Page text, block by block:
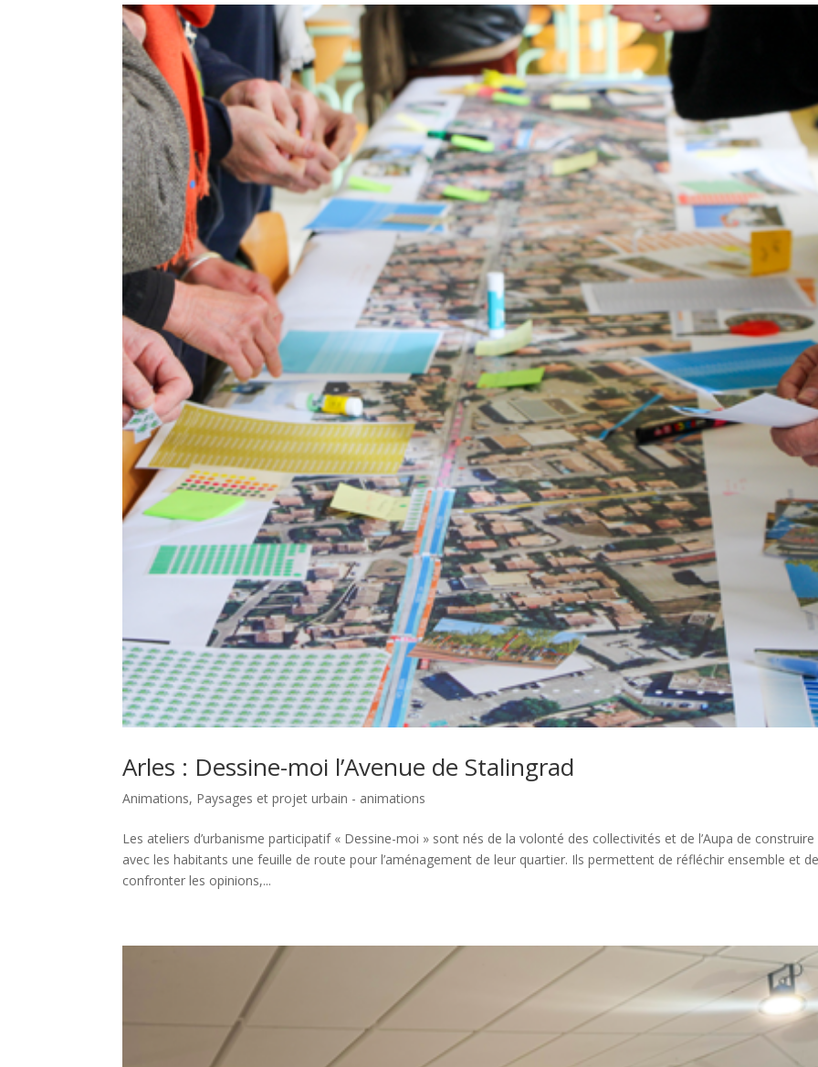
Arles : Dessine-moi l’Avenue de Stalingrad
Animations, Paysages et projet urbain - animations
Les ateliers d’urbanisme participatif « Dessine-moi » sont nés de la volonté des collectivités et de l’Aupa de construire
avec les habitants une feuille de route pour l’aménagement de leur quartier. Ils permettent de réfléchir ensemble et
confronter les opinions,...